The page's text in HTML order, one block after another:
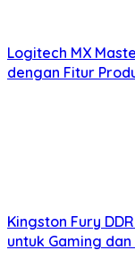
Logitech MX
dengan Fitur
Kingston Fury
untuk Gaming